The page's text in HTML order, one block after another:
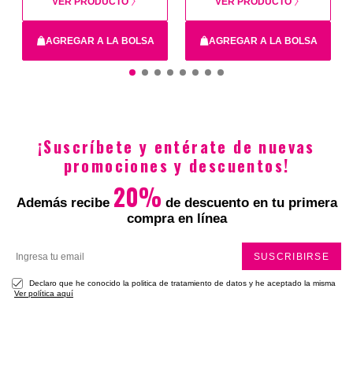
AGREGAR A LA BOLSA AGREGAR A LA BOLSA
¡Suscríbete y entérate de nuevas
promociones y descuentos!
Además recibe 20% de descuento en tu primera
compra en línea
SUSCRIBIRSE
Declaro que he conocido la politica de tratamiento de datos y he aceptado la misma
Ver política aquí